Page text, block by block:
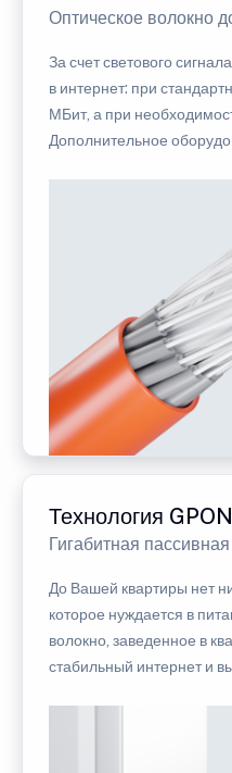
Оптическое волокно
За счет светового
в интернет: при
МБит, а при
Дополнительное
Технология GPON
Гигабитная
До Вашей квартиры нет
которое нуждается в
волокно, заведенное в
стабильный интернет и